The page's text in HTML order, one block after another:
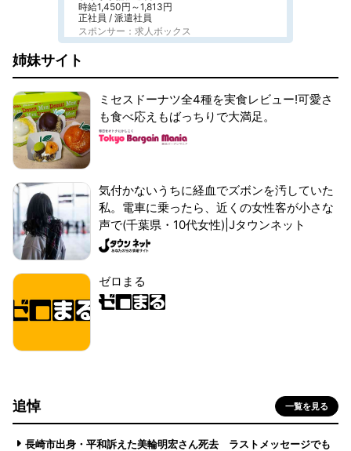
時給1,450円～1,813円
正社員 / 派遣社員
スポンサー：求人ボックス
姉妹サイト
ミセスドーナツ全4種を実食レビュー!可愛さ
も食べ応えもばっちりで大満足。
気付かないうちに経血でズボンを汚していた
私。電車に乗ったら、近くの女性客が小さな
声で(千葉県・10代女性)|Jタウンネット
ゼロまる
追悼 一覧を見る
長崎市出身・平和訴えた美輪明宏さん死去 ラストメッセージでも